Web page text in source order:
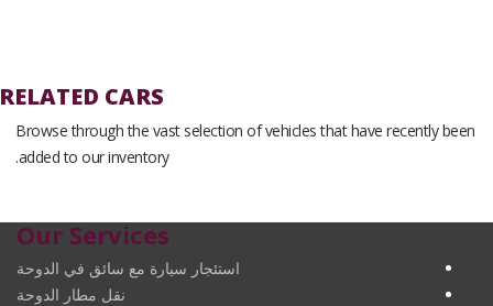
RELATED CARS
Browse through the vast selection of vehicles that have recently been
added to our inventory.
Our Services
استئجار سيارة مع سائق في الدوحة
نقل مطار الدوحة